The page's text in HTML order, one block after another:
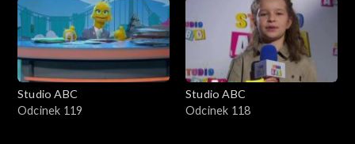
Studio ABC
Odcinek 119
Studio ABC
Odcinek 118